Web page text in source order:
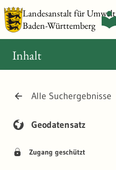
Landesanstalt für Umwelt
Baden-Württemberg
Alle Suchergebnisse
Geodatensatz
Zugang geschützt
Inhalt